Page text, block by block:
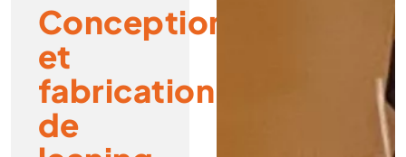
Conception
et
fabrication
de